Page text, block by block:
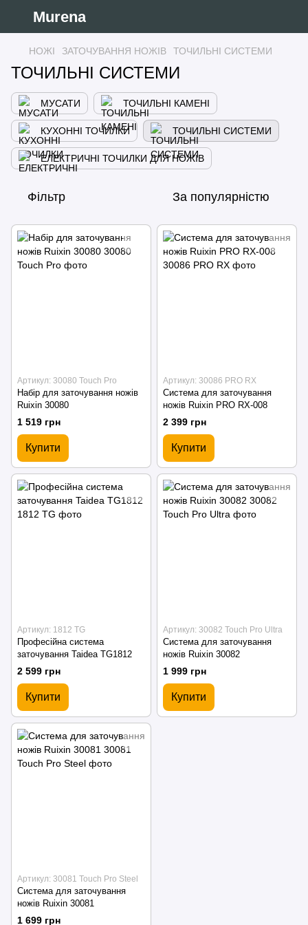
Murena
НОЖІ ЗАТОЧУВАННЯ НОЖІВ ТОЧИЛЬНІ СИСТЕМИ
ТОЧИЛЬНІ СИСТЕМИ
МУСАТИ ТОЧИЛЬНІ КАМЕНІ
КУХОННІ ТОЧИЛКИ ТОЧИЛЬНІ СИСТЕМИ
ЕЛЕКТРИЧНІ ТОЧИЛКИ ДЛЯ НОЖІВ
Фільтр За популярністю
Артикул: 30080 Touch Pro
Набір для заточування ножів
Ruixin 30080
1 519 грн
Купити
Артикул: 30086 PRO RX
Система для заточування
ножів Ruixin PRO RX-008
2 399 грн
Купити
Артикул: 1812 TG
Професійна система
заточування Taidea TG1812
2 599 грн
Купити
Артикул: 30082 Touch Pro Ultra
Система для заточування
ножів Ruixin 30082
1 999 грн
Купити
Артикул: 30081 Touch Pro Steel
Система для заточування
ножів Ruixin 30081
1 699 грн